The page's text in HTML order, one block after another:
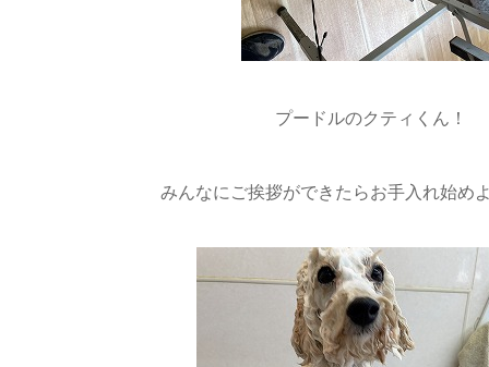
プードルのクティくん！
みんなにご挨拶ができたらお手入れ始め